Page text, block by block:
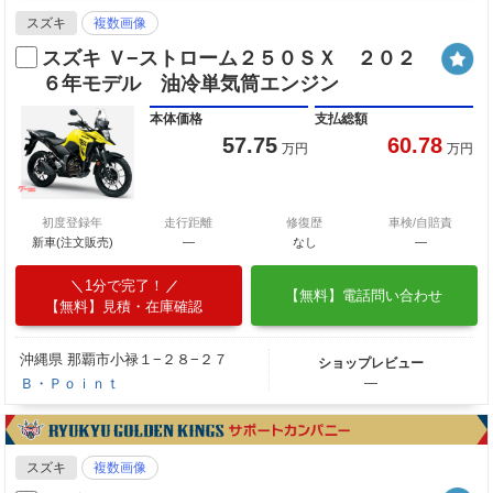
スズキ 複数画像
スズキ Ｖ−ストローム２５０ＳＸ ２０２
６年モデル 油冷単気筒エンジン
本体価格
57.75 万円
支払総額
60.78 万円
初度登録年
新車(注文販売)
走行距離
―
修復歴
なし
車検/自賠責
―
1分で完了！
【無料】見積・在庫確認
【無料】電話問い合わせ
沖縄県 那覇市小禄１−２８−２７
Ｂ・Ｐｏｉｎｔ
ショップレビュー
―
スズキ 複数画像